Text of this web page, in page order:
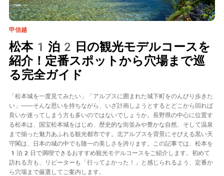
甲信越
松本1泊2日の観光モデルコースを
紹介！定番スポットから穴場まで巡
る完全ガイド
「松本城を一度見てみたい」「アルプスに囲まれた城下町をのんびり歩きた
い」——そんな思いを持ちながら、いざ計画しようとするとどこから回れば
良いか迷ってしまう方も多いのではないでしょうか。長野県の中心に位置す
る松本は、
国宝松本城をはじめ、歴史的な街並みや豊かな自然、そして温泉
まで揃った魅力あふれる観光都市です。北アルプスを背景にそびえる黒い天
守閣は、日本の城の中でも随一の美しさを誇ります。この記事では、松本を
1泊2日で満喫できるおすすめ観光モデルコースをご紹介します。初めて
訪れる方も、リピーターも「行ってよかった！」と感じられるよう、定番か
ら穴場まで厳選してご案内します。